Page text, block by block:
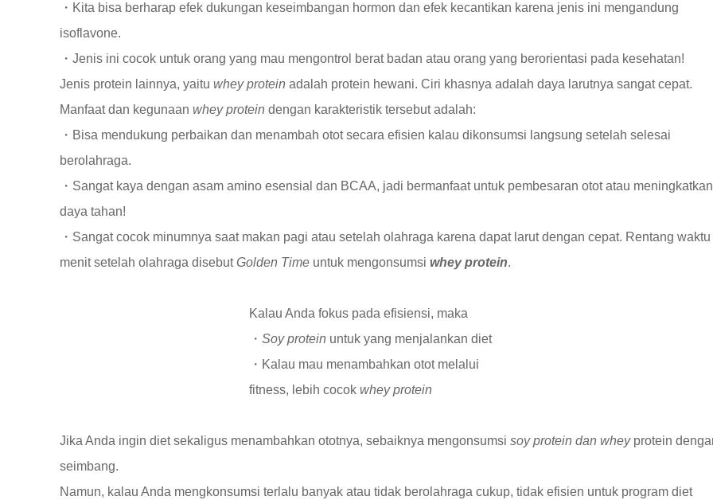
・Kita bisa berharap efek dukungan keseimbangan hormon dan efek kecantikan karena jenis ini mengandung
isoflavone.
・Jenis ini cocok untuk orang yang mau mengontrol berat badan atau orang yang berorientasi pada kesehatan!
Jenis protein lainnya, yaitu whey protein adalah protein hewani. Ciri khasnya adalah daya larutnya sangat cepat.
Manfaat dan kegunaan whey protein dengan karakteristik tersebut adalah:
・Bisa mendukung perbaikan dan menambah otot secara efisien kalau dikonsumsi langsung setelah selesai
berolahraga.
・Sangat kaya dengan asam amino esensial dan BCAA, jadi bermanfaat untuk pembesaran otot atau meningkatkan
daya tahan!
・Sangat cocok minumnya saat makan pagi atau setelah olahraga karena dapat larut dengan cepat. Rentang waktu
menit setelah olahraga disebutGolden Timeuntuk mengonsumsi whey protein.
Kalau Anda fokus pada efisiensi, maka
・ Soy protein untuk yang menjalankan diet
・Kalau mau menambahkan otot melalui
fitness, lebih cocok whey protein
Jika Anda ingin diet sekaligus menambahkan ototnya, sebaiknya mengonsumsi soy protein dan wheyprotein
seimbang.
Namun, kalau Anda mengkonsumsi terlalu banyak atau tidak berolahraga cukup, tidak efisien untuk program diet